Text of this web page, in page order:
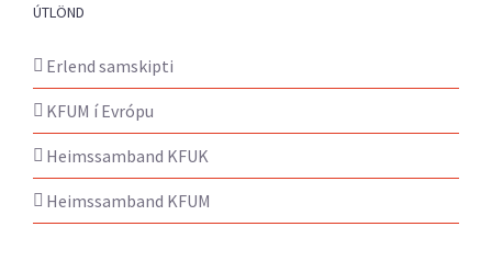
ÚTLÖND
Erlend samskipti
KFUM í Evrópu
Heimssamband KFUK
Heimssamband KFUM